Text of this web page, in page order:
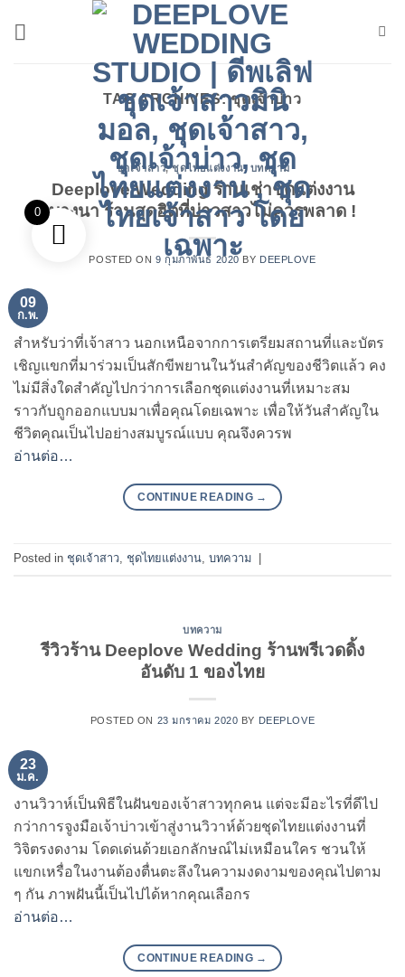
TAG ARCHIVES:ชุดเจ้าบ่าว
ชุดเจ้าสาว,ชุดไทยแต่งงาน, บทความ
Deeplove Wedding ร้านเช่าชุดแต่งงาน
บางนา ร้านสุดฮิตที่บ่าวสาวไม่ควรพลาด !
POSTED ON9 กุมภาพันธ์ 2020 BY DEEPLOVE
09
ก.พ.
สำหรับว่าที่เจ้าสาว นอกเหนือจากการเตรียมสถานที่และบัตร
เชิญแขกที่มาร่วมเป็นสักขีพยานในวันสำคัญของชีวิตแล้ว คง
ไม่มีสิ่งใดสำคัญไปกว่าการเลือกชุดแต่งงานที่เหมาะสม
ราวกับถูกออกแบบมาเพื่อคุณโดยเฉพาะ เพื่อให้วันสำคัญใน
ชีวิตคุณเป็นไปอย่างสมบูรณ์แบบ คุณจึงควรพ
อ่านต่อ…
CONTINUE READING →
Posted in ชุดเจ้าสาว ชุดไทยแต่งงาน บทความ
บทความ
รีวิวร้าน Deeplove Wedding ร้านพรีเวดดิ้ง
อันดับ 1 ของไทย
POSTED ON 23 มกราคม 2020 BY DEEPLOVE
23
ม.ค.
งานวิวาห์เป็นพิธีในฝันของเจ้าสาวทุกคน แต่จะมีอะไรที่ดีไป
กว่าการจูงมือเจ้าบ่าวเข้าสู่งานวิวาห์ด้วยชุดไทยแต่งงานที่
วิจิตรงดงาม โดดเด่นด้วยเอกลักษณ์ไม่เหมือนใคร ชวนให้
แขกเหรื่อในงานต้องตื่นตะลึงในความงดงามของคุณไปตาม
ๆ กัน ภาพฝันนี้เป็นไปได้หากคุณเลือกร
อ่านต่อ…
CONTINUE READING →
0